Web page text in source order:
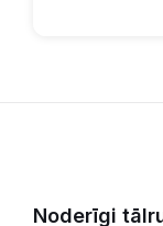
Noderīgi